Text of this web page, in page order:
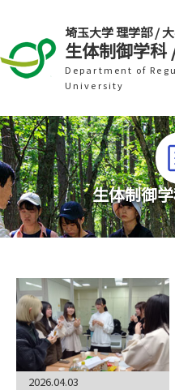
埼玉大学 理学部 /
生体制御学科
Department of
University
生体制御
2026.04.03